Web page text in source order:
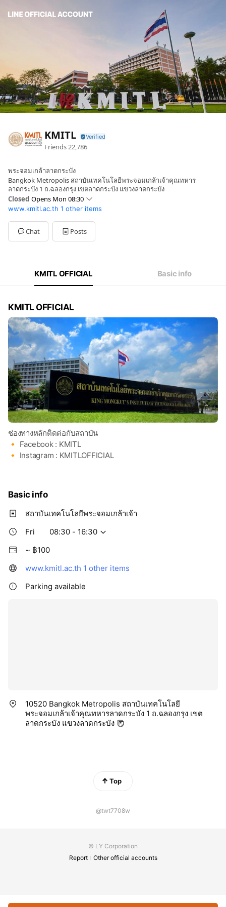
KMITL
Friends22,786
พระจอมเกล้าลาดกระบัง
Bangkok Metropolis สถาบันเทคโนโลยีพระจอมเกล้าเจ้าคุณทหาร
ลาดกระบัง 1 ถ.ฉลองกรุง เขตลาดกระบัง แขวงลาดกระบัง
Closed Opens Mon 08:30
SunClosed
Mon08:30 - 16:30
Tue08:30 - 16:30
Wed08:30 - 16:30
www.kmitl.ac.th 1 other items
Chat Posts
KMITL OFFICIAL Basic info
KMITL OFFICIAL
ช่องทางหลักติดต่อกับสถาบัน
🔸 Facebook : KMITL
🔸 Instagram : KMITLOFFICIAL
Basic info
สถาบันเทคโนโลยีพระจอมเกล้าเจ้า
Fri
08:30 - 16:30
~ ฿100
www.kmitl.ac.th 1 other items
Parking available
10520 Bangkok Metropolis สถาบันเทคโนโลยี
พระจอมเกล้าเจ้าคุณทหารลาดกระบัง 1 ถ.ฉลองกรุง เขต
ลาดกระบัง แขวงลาดกระบัง
Top
@twt7708w
© LY Corporation
Report
Other official accounts